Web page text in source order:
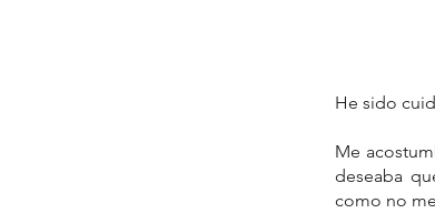
He sido
Me
deseaba
como no